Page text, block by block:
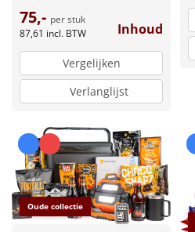
75,- per stuk
87,61 incl. BTW Inhoud
Vergelijken
Verlanglijst
Oude collectie